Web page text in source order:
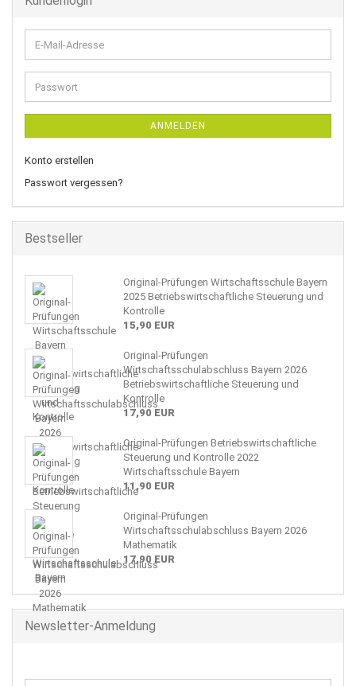
E-
Mail-
Adresse
Passwort
ANMELDEN
Konto erstellen
Passwort vergessen?
Bestseller
Original-Prüfungen Wirtschaftsschule Bayern
2025 Betriebswirtschaftliche Steuerung und
Kontrolle
15,90 EUR
Original-Prüfungen
Wirtschaftsschulabschluss Bayern 2026
Betriebswirtschaftliche Steuerung und
Kontrolle
17,90 EUR
Original-Prüfungen Betriebswirtschaftliche
Steuerung und Kontrolle 2022
Wirtschaftsschule Bayern
11,90 EUR
Original-Prüfungen
Wirtschaftsschulabschluss Bayern 2026
Mathematik
17,90 EUR
Newsletter-Anmeldung